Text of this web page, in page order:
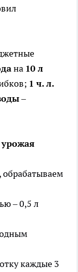
на 10 л
1 ч. л.
–
обрабатываем
– 0,5 л
каждые 3